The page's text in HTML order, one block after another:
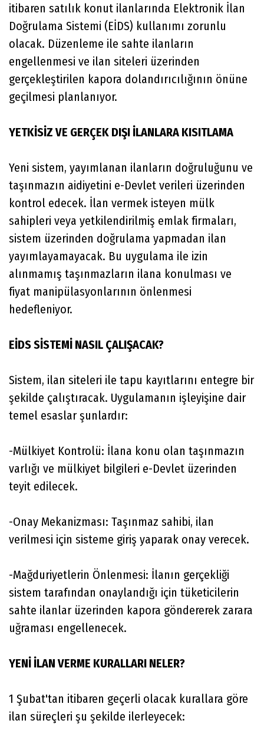
itibaren satılık konut ilanlarında Elektronik İlan
Doğrulama Sistemi (EİDS) kullanımı zorunlu
olacak. Düzenleme ile sahte ilanların
engellenmesi ve ilan siteleri üzerinden
gerçekleştirilen kapora dolandırıcılığının önüne
geçilmesi planlanıyor.
YETKİSİZ VE GERÇEK DIŞI İLANLARA KISITLAMA
Yeni sistem, yayımlanan ilanların doğruluğunu ve
taşınmazın aidiyetini e-Devlet verileri üzerinden
kontrol edecek. İlan vermek isteyen mülk
sahipleri veya yetkilendirilmiş emlak firmaları,
sistem üzerinden doğrulama yapmadan ilan
yayımlayamayacak. Bu uygulama ile izin
alınmamış taşınmazların ilana konulması ve
fiyat manipülasyonlarının önlenmesi
hedefleniyor.
EİDS SİSTEMİ NASIL ÇALIŞACAK?
Sistem, ilan siteleri ile tapu kayıtlarını entegre bir
şekilde çalıştıracak. Uygulamanın işleyişine dair
temel esaslar şunlardır:
-Mülkiyet Kontrolü: İlana konu olan taşınmazın
varlığı ve mülkiyet bilgileri e-Devlet üzerinden
teyit edilecek.
-Onay Mekanizması: Taşınmaz sahibi, ilan
verilmesi için sisteme giriş yaparak onay verecek.
-Mağduriyetlerin Önlenmesi: İlanın gerçekliği
sistem tarafından onaylandığı için tüketicilerin
sahte ilanlar üzerinden kapora göndererek zarara
uğraması engellenecek.
YENİ İLAN VERME KURALLARI NELER?
1 Şubat'tan itibaren geçerli olacak kurallara göre
ilan süreçleri şu şekilde ilerleyecek: